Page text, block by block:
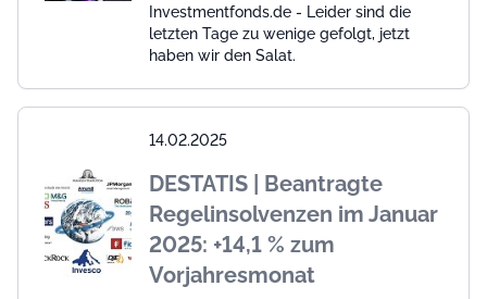
Investmentfonds.de - Leider sind die
letzten Tage zu wenige gefolgt, jetzt
haben wir den Salat.
14.02.2025
DESTATIS | Beantragte
Regelinsolvenzen im Januar
2025: +14,1 % zum
Vorjahresmonat